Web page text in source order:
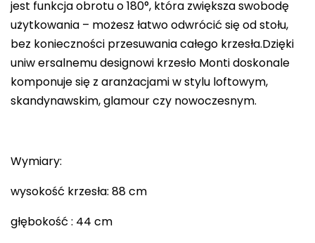
jest funkcja obrotu o 180°, która zwiększa swobodę
użytkowania – możesz łatwo odwrócić się od stołu,
bez konieczności przesuwania całego krzesła.Dzięki
uniw ersalnemu designowi krzesło Monti doskonale
komponuje się z aranżacjami w stylu loftowym,
skandynawskim, glamour czy nowoczesnym.
Wymiary:
wysokość krzesła: 88 cm
głębokość : 44 cm